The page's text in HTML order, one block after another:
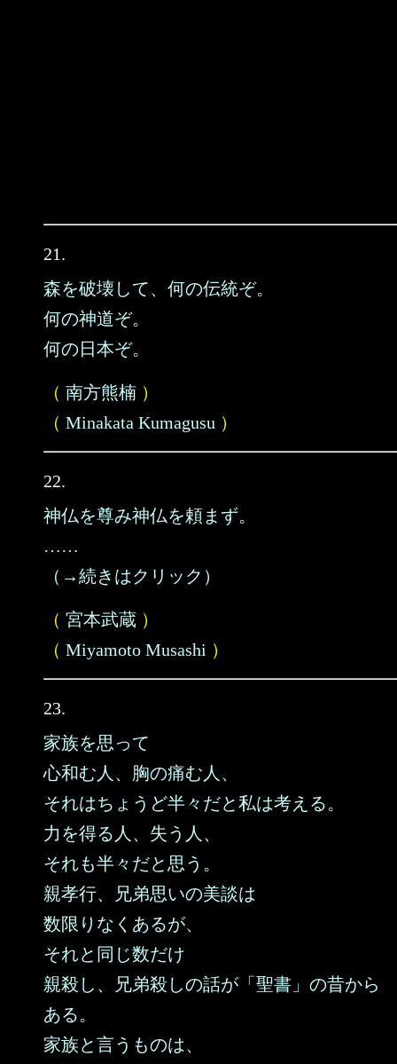
21.
森を破壊して、何の伝統ぞ。
何の神道ぞ。
何の日本ぞ。
（ 南方熊楠 ）
（ Minakata Kumagusu ）
22.
神仏を尊み神仏を頼まず。
……
（→続きはクリック）
（ 宮本武蔵 ）
（ Miyamoto Musashi ）
23.
家族を思って
心和む人、胸の痛む人、
それはちょうど半々だと私は考える。
力を得る人、失う人、
それも半々だと思う。
親孝行、兄弟思いの美談は
数限りなくあるが、
それと同じ数だけ
親殺し、兄弟殺しの話が「聖書」の昔から
ある。
家族と言うものは、